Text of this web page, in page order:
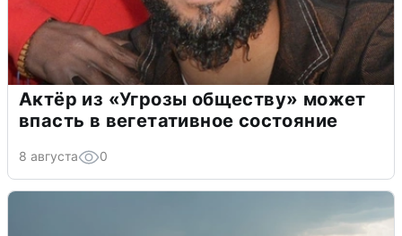
Актёр из «Угрозы обществу» может
впасть в вегетативное состояние
8 августа 0